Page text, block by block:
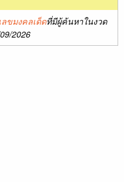
ขมงคลเด็ดที่มีผู้ค้นหาในงวด
2026